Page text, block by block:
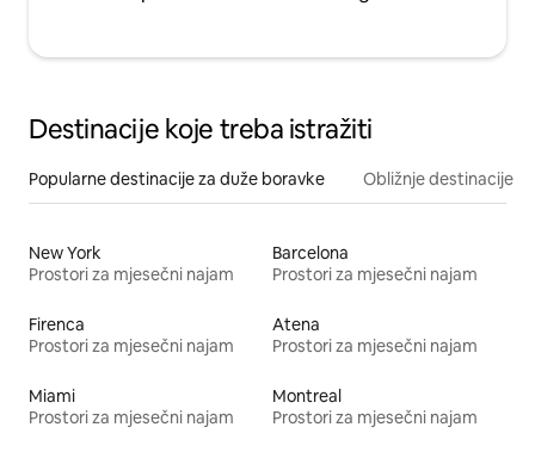
Destinacije koje treba istražiti
Popularne destinacije za duže boravke Obližnje destinacije
New York
Prostori za mjesečni najam
Barcelona
Prostori za mjesečni najam
Firenca
Prostori za mjesečni najam
Atena
Prostori za mjesečni najam
Miami
Prostori za mjesečni najam
Montreal
Prostori za mjesečni najam